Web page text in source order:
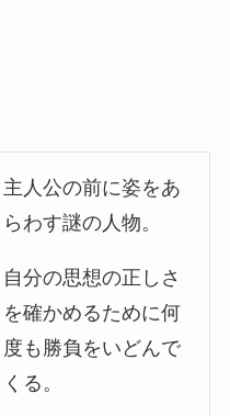
主人公の前に姿をあ
らわす謎の人物。
自分の思想の正しさ
を確かめるために何
度も勝負をいどんで
くる。